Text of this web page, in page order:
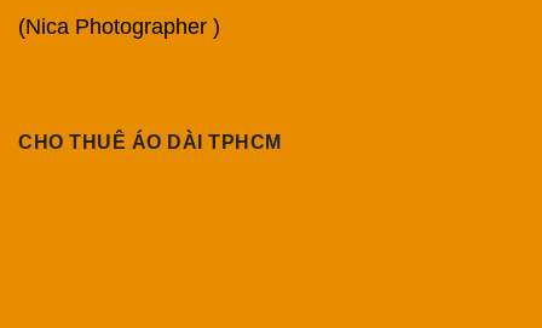
(Nica Photographer )
CHO THUÊ ÁO DÀI TPHCM